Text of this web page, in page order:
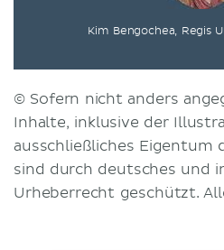
Kim Bengochea, Regis
© Sofern nicht anders
Inhalte, inklusive der
ausschließliches Eigentum
sind durch deutsches und
Urheberrecht geschützt.